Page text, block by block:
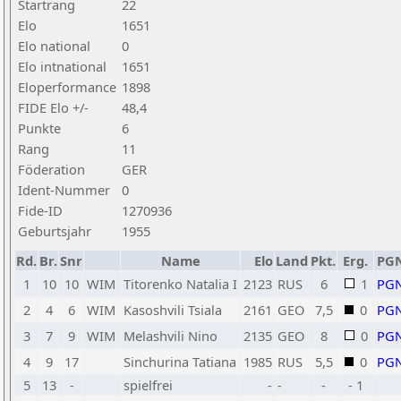
Startrang
22
Elo
1651
Elo national
0
Elo intnational
1651
Eloperformance 1898
FIDE Elo +/-
48,4
Punkte
6
Rang
11
Föderation
GER
Ident-Nummer
0
Fide-ID
1270936
Geburtsjahr
1955
Rd. Br.Snr Name Elo Land Pkt. Erg.
1
10 10 WIM Titorenko Natalia I 2123 RUS 6 1
2
4 6 WIM Kasoshvili Tsiala 2161 GEO 7,5 0
3
7 9 WIM Melashvili Nino 2135 GEO 8 0
4
9 17 Sinchurina Tatiana 1985 RUS 5,5 0
5
13 - spielfrei - - -
- 1